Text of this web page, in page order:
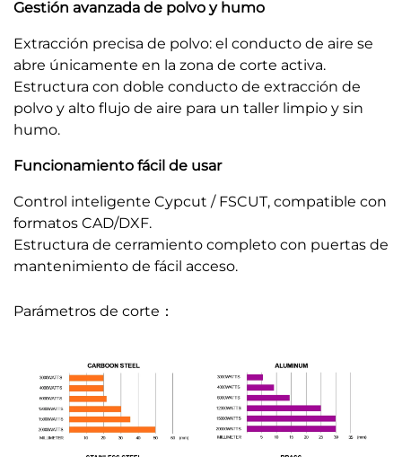
Gestión avanzada de polvo y humo
Extracción precisa de polvo: el conducto de aire se
abre únicamente en la zona de corte activa.
Estructura con doble conducto de extracción de
polvo y alto flujo de aire para un taller limpio y sin
humo.
Funcionamiento fácil de usar
Control inteligente Cypcut / FSCUT, compatible con
formatos CAD/DXF.
Estructura de cerramiento completo con puertas de
mantenimiento de fácil acceso.
Parámetros de corte：